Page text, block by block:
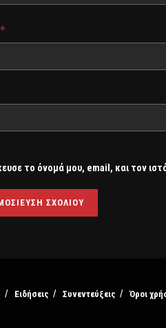
*
το όνομά μου, email, και τον
Ειδήσεις Συνεντεύξεις Όροι